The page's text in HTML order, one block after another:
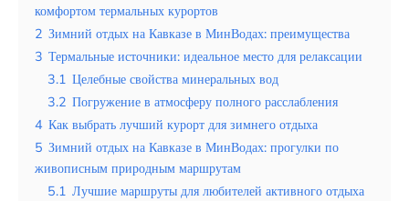
Египет
ОАЭ
Таиланд
Турция
Шри-Ланка
комфортом термальных курортов
2 Зимний отдых на Кавказе в МинВодах: преимущества
3 Термальные источники: идеальное место для релаксации
3.1 Целебные свойства минеральных вод
3.2 Погружение в атмосферу полного расслабления
4 Как выбрать лучший курорт для зимнего отдыха
5 Зимний отдых на Кавказе в МинВодах: прогулки по
живописным природным маршрутам
5.1 Лучшие маршруты для любителей активного отдыха